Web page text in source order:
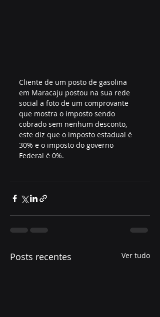
Cliente de um posto de gasolina
em Maracaju postou na sua rede
social a foto de um comprovante
que mostra o imposto sendo
cobrado sem nenhum desconto,
este diz que o imposto estadual é
30% e o imposto do governo
Federal é 0%.
Posts recentes Ver tudo